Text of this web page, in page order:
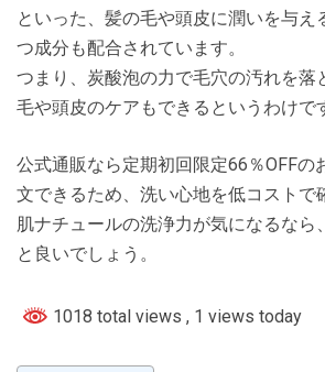
といった、髪の毛や頭皮に潤いを与え
つ成分も配合されています。
つまり、炭酸泡の力で毛穴の汚れを落
毛や頭皮のケアもできるというわけで
公式通販なら定期初回限定66％OFFの
文できるため、洗い心地を低コストで
肌ナチュールの洗浄力が気になるなら
と良いでしょう。
1018 total views , 1 views today